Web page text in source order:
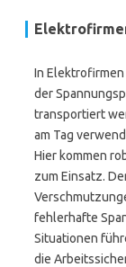
In
der
transportiert
am Tag
Hier kommen
zum Einsatz.
fehlerhafte
Situationen
die